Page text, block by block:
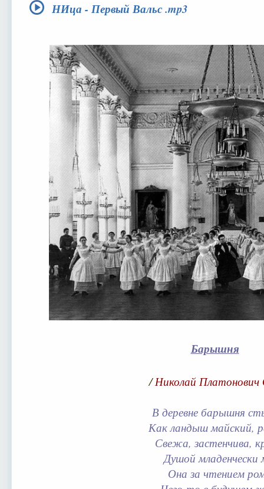
НИца - Первый Вальс .mp3
Барышня
/Николай Платонович
В деревне барышня
Как ландыш майский,
Свежа, застенчива,
Душой младенчески
Она за чтением